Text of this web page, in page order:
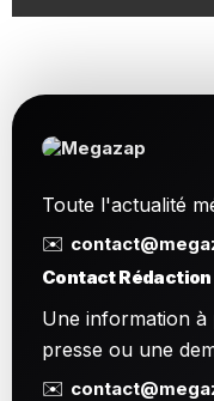
Toute l'actualité
✉️
Contact Rédaction
Une information à
presse ou une
✉️